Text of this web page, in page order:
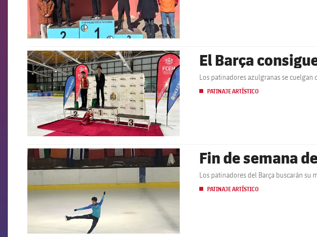
FCB Barcelona badge El Barça
Los patinadores azulgranas se cuelgan
PATINAJE ARTÍSTICO
FCB Barcelona badge Fin de semana
Los patinadores del Barça buscarán su
PATINAJE ARTÍSTICO